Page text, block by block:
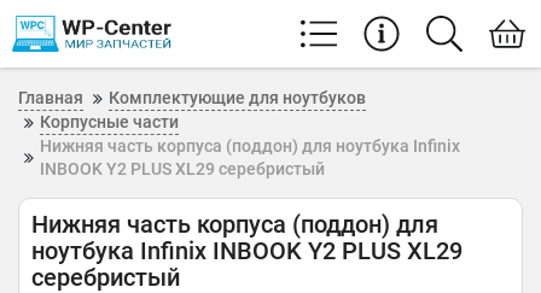
Главная
Комплектующие для ноутбуков
Корпусные части
Нижняя часть корпуса (поддон) для ноутбука Infinix
INBOOK Y2 PLUS XL29 серебристый
Нижняя часть корпуса (поддон) для
ноутбука Infinix INBOOK Y2 PLUS XL29
серебристый